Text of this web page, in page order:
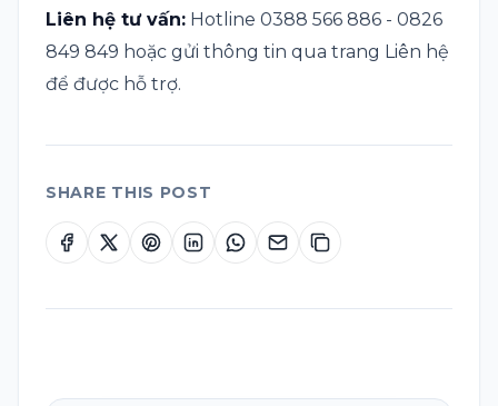
Liên hệ tư vấn: Hotline 0388 566 886 - 0826
849 849 hoặc gửi thông tin qua trang Liên hệ
để được hỗ trợ.
SHARE THIS POST